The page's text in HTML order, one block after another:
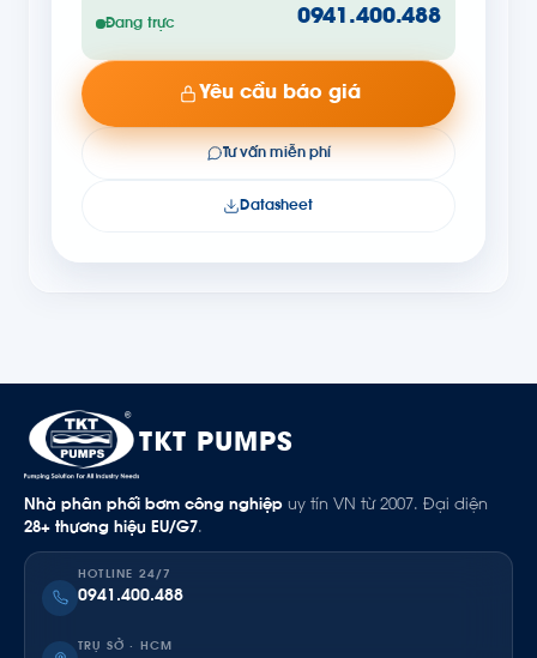
Đang trực 0941.400.488
Yêu cầu báo giá
Tư vấn miễn phí
Datasheet
TKT PUMPS
Nhà phân phối bơm công nghiệp uy tín VN từ 2007. Đại diện
28+ thương hiệu EU/G7.
HOTLINE 24/7
0941.400.488
TRỤ SỞ · HCM